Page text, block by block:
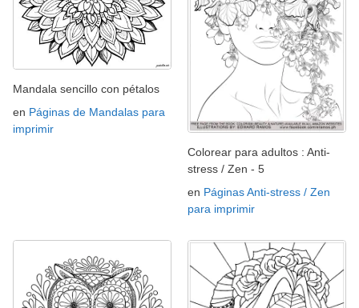
Mandala sencillo con pétalos
en Páginas de Mandalas para
imprimir
Colorear para adultos : Anti-
stress / Zen - 5
en Páginas Anti-stress / Zen
para imprimir